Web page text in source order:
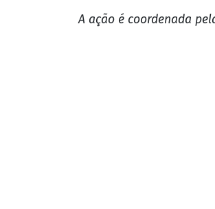
A ação é coordenada